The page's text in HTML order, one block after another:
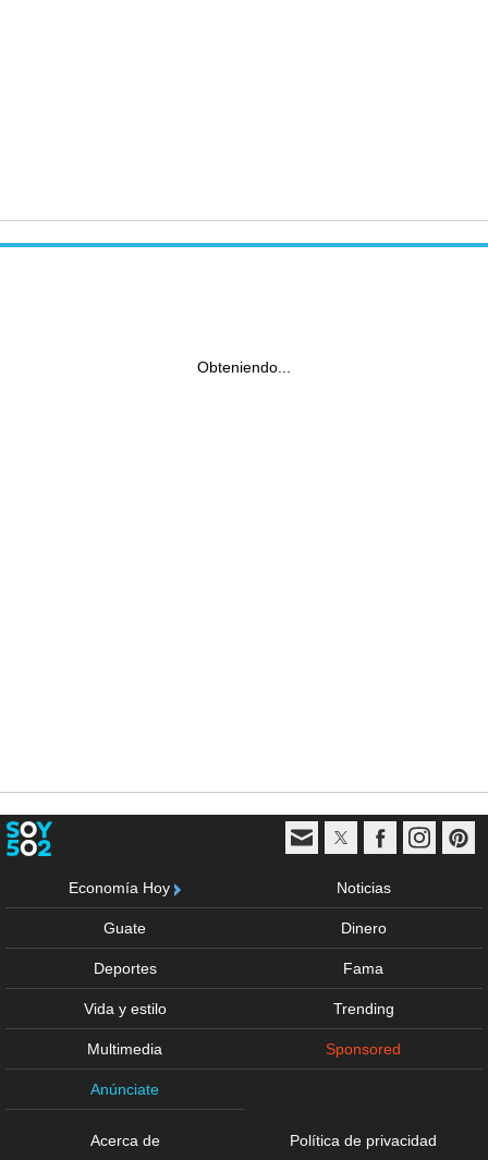
Obteniendo...
Economía Hoy Noticias
Guate Dinero
Deportes Fama
Vida y estilo Trending
Multimedia Sponsored
Anúnciate
Acerca de Política de privacidad